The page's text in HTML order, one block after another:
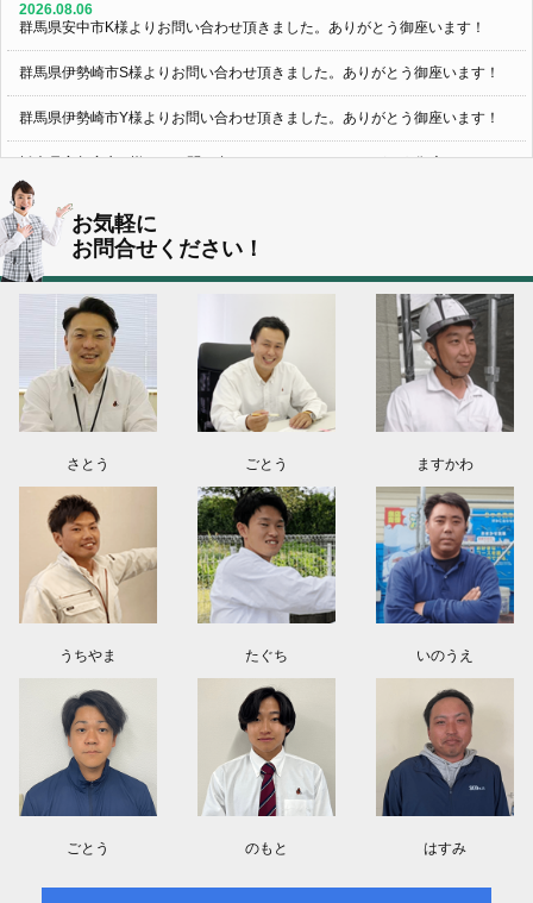
2026.08.06
群馬県安中市K様よりお問い合わせ頂きました。ありがとう御座います！
群馬県伊勢崎市S様よりお問い合わせ頂きました。ありがとう御座います！
群馬県伊勢崎市Y様よりお問い合わせ頂きました。ありがとう御座います！
栃木県宇都宮市U様よりお問い合わせ頂きました。ありがとう御座います！
2026.08.05
群馬県伊勢崎市N様よりお問い合わせ頂きました。ありがとう御座います！
群馬県高崎市O様よりお問い合わせ頂きました。ありがとう御座います！
埼玉県上尾市K様よりお問い合わせ頂きました。ありがとう御座います！
東京都日野市K様よりお問い合わせ頂きました。ありがとう御座います！
群馬県伊勢崎市M様よりお問い合わせ頂きました。ありがとう御座います！
お気軽に
お問合せください！
さとう ごとう ますかわ
うちやま たぐち いのうえ
ごとう のもと はすみ